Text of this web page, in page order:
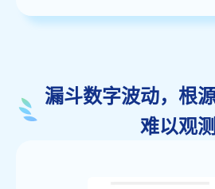
漏斗数字波动，根
难以观